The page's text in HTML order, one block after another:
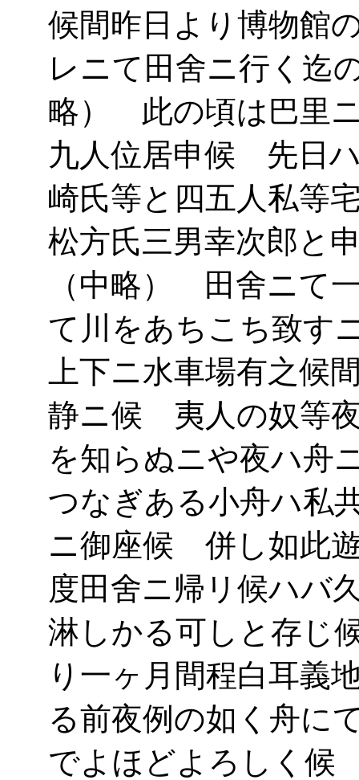
候間昨日より博物館
レニて田舍ニ行く迄
略） 此の頃は巴里
九人位居申候 先日
崎氏等と四五人私等
松方氏三男幸次郎と
（中略） 田舍ニて
て川をあちこち致す
上下ニ水車場有之候
静ニ候 夷人の奴等
を知らぬニや夜ハ舟
つなぎある小舟ハ私
ニ御座候 併し如此
度田舍ニ帰リ候ハバ
淋しかる可しと存じ
り一ヶ月間程白耳義
る前夜例の如く舟に
でよほどよろしく候